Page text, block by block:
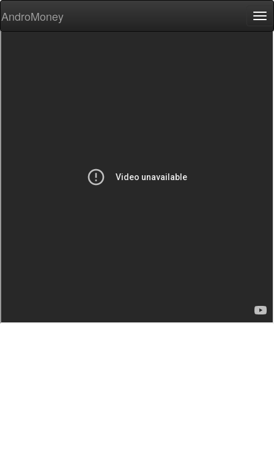
AndroMoney